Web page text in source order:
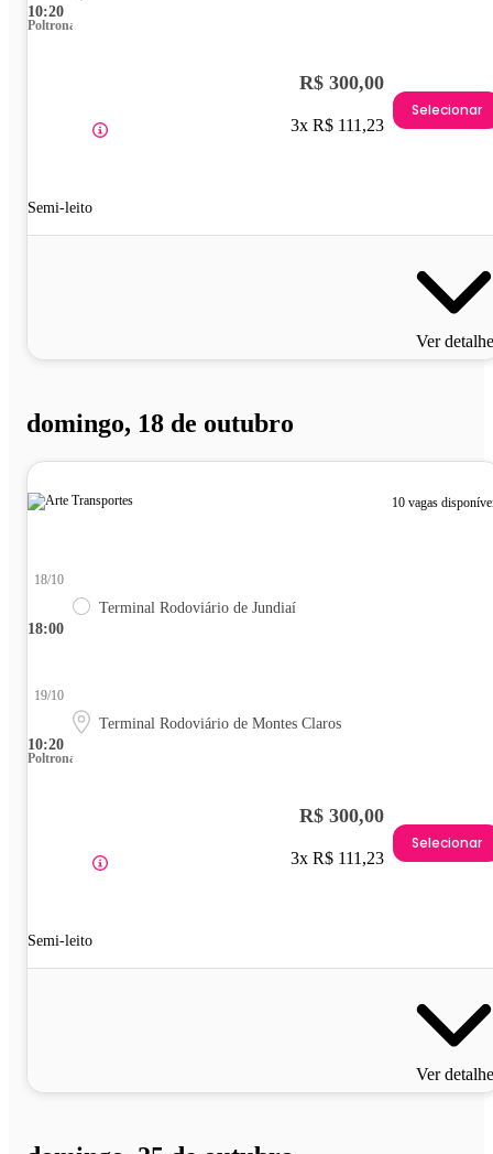
10:20
Poltrona
Semi-leito
R$ 300,00
3x R$ 111,23
Selecionar
Ver
domingo, 18 de outubro
10 vagas
18:00
18/10
Terminal Rodoviário de Jundiaí
10:20
19/10
Terminal Rodoviário de Montes Claros
Poltrona
Semi-leito
R$ 300,00
3x R$ 111,23
Selecionar
Ver